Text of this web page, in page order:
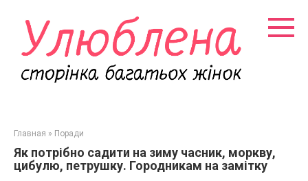
контенту
Главная » Поради
Як потрібно садити на зиму часник, моркву,
цибулю, петрушку. Городникам на замітку